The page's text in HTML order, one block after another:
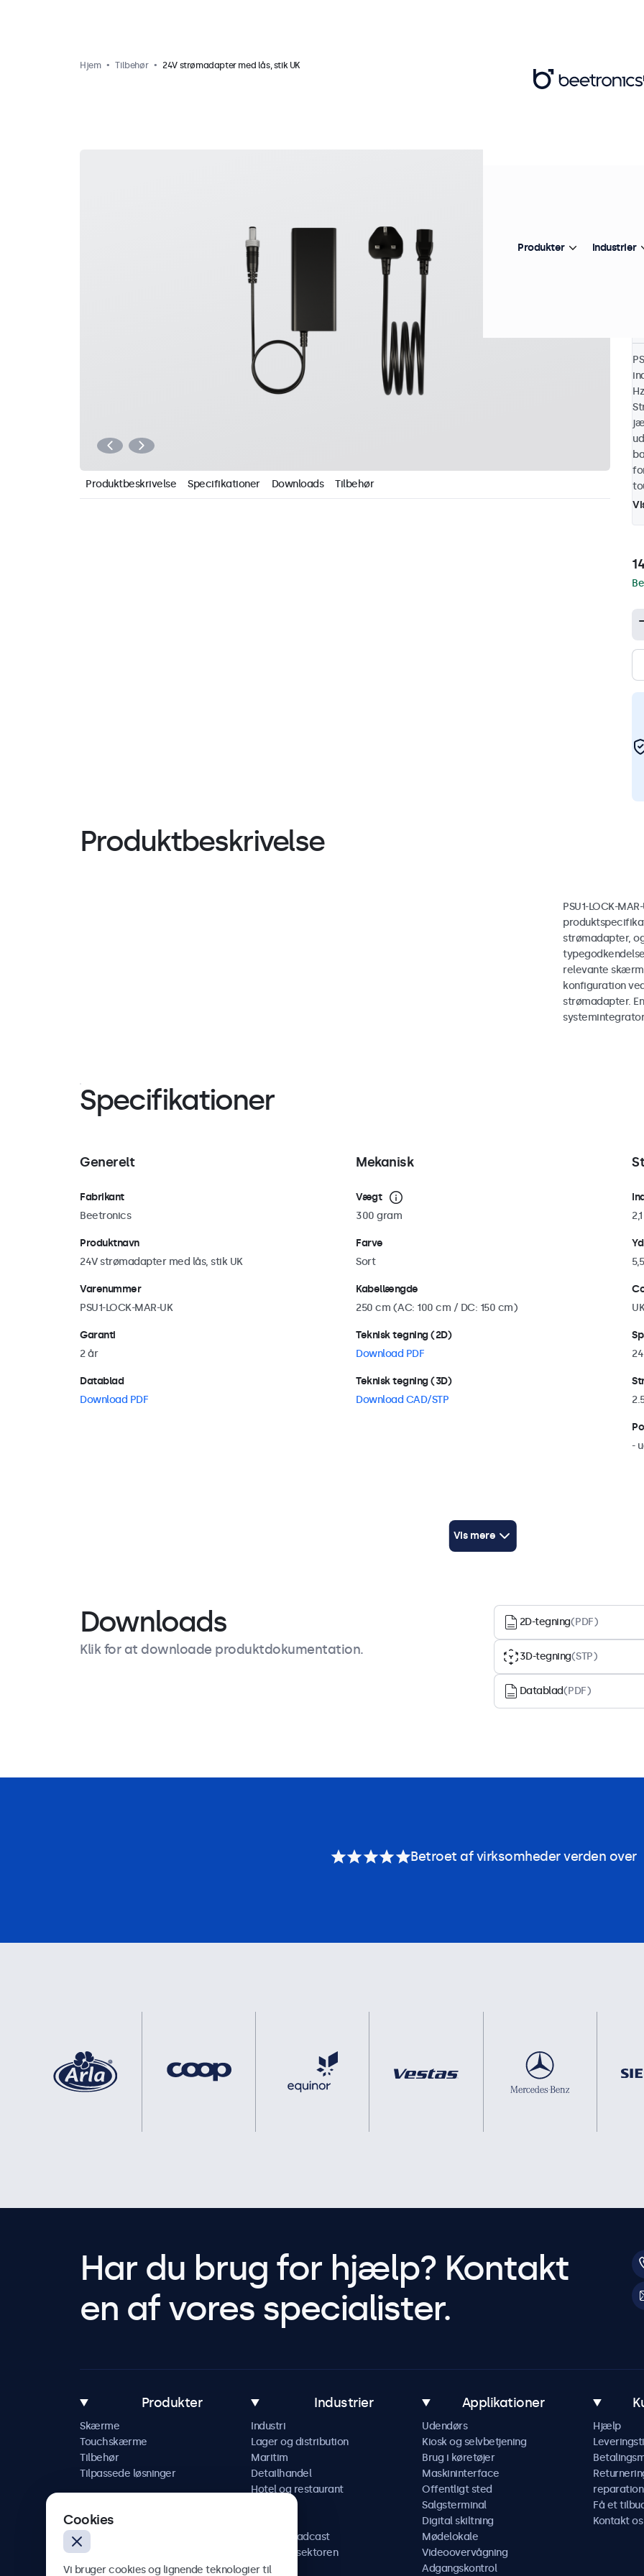
Hjem Tilbehør 24V strømadapter med lås, stik UK
Produktbeskrivelse Specifikationer Downloads Tilbehør
Produktbeskrivelse
PSU1-LOCK-
strømadapter,
relevante
konfiguration
strømadapter.
Specifikationer
Generelt
Fabrikant
Beetronics
Produktnavn
24V strømadapter med lås, stik UK
Varenummer
PSU1-LOCK-MAR-UK
Garanti
2 år
Datablad
Download PDF
Mekanisk
Vægt
300 gram
Farve
Sort
Kabellængde
250 cm (AC: 100 cm / DC: 150 cm)
Teknisk tegning (2D)
Download PDF
Teknisk tegning (3D)
Download CAD/STP
UK
-
Vis mere
Downloads
Klik for at downloade produktdokumentation.
2D-tegning(PDF)
3D-tegning(STP)
Datablad(PDF)
Produkter Industrier
Betroet af virksomheder verden over
Har du brug for hjælp? Kontakt
en af vores specialister.
Produkter
Skærme
Touchskærme
Tilbehør
Tilpassede løsninger
Industrier
Industri
Lager og distribution
Maritim
Detailhandel
Hotel og restaurant
AV og broadcast
Sundhedssektoren
Applikationer
Udendørs
Kiosk og selvbetjening
Brug i køretøjer
Maskininterface
Offentligt sted
Salgsterminal
Digital skiltning
Mødelokale
Videoovervågning
Adgangskontrol
Hjælp
reparation
Få et
Kontakt os
Cookies
Vi bruger cookies og lignende teknologier til